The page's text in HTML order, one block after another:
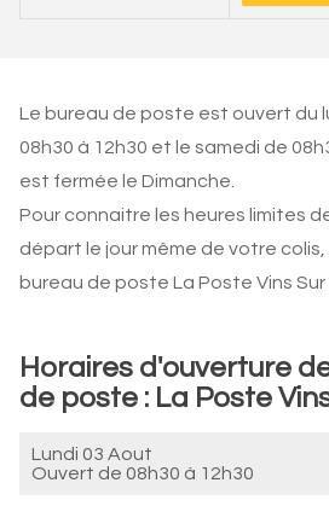
Le bureau de poste est ouvert du
08h30 à 12h30 et le samedi de
est fermée le Dimanche.
Pour connaitre les heures limites
départ le jour même de votre
bureau de poste La Poste Vins Sur
Horaires d'ouverture
de poste : La Poste
Lundi 03 Aout
Ouvert de 08h30 à 12h30